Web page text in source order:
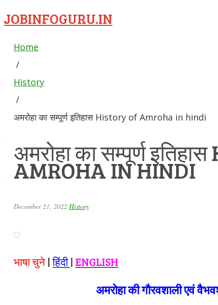
JOBINFOGURU.IN
Home
/
History
/
अमरोहा का सम्पूर्ण इतिहास History of Amroha in hindi
अमरोहा का सम्पूर्ण
AMROHA IN HINDI
December 21, 2022 History
भाषा चुने |हिंदी | ENGLISH
अमरोहा की गौरवशाली एवं